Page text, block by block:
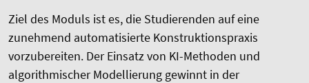
Ziel des Moduls ist es, die Studierenden auf eine
zunehmend automatisierte Konstruktionspraxis
vorzubereiten. Der Einsatz von KI-Methoden und
algorithmischer Modellierung gewinnt in der